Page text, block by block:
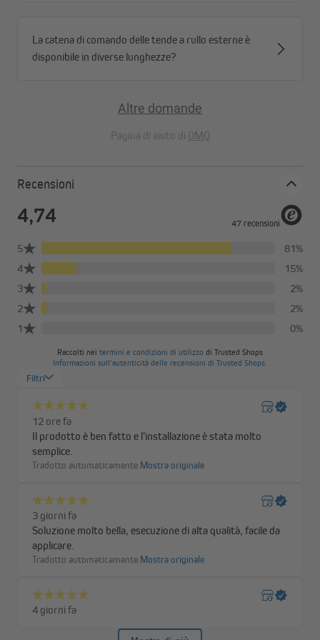
Regolazione continua e maggiore stabilità
da creare sempre il giusto livello di ombra e comfort. Gli occhielli
integrati nella barra terminale consentono inoltre di fissare e
stabilizzare ulteriormente la tenda una volta aperta.
La catena di comando delle tende a rullo esterne è
disponibile in diverse lunghezze?
Altre domande
Pagina di aiuto di OMQ
Recensioni